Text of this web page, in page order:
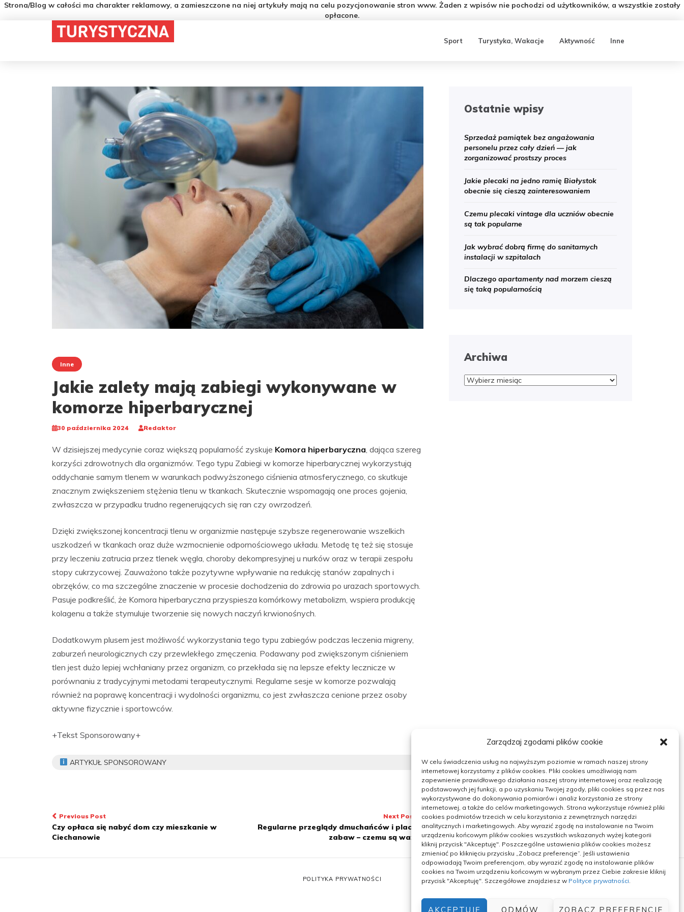
Zarządzaj zgodami plików cookie
W celu świadczenia usług na najwyższym poziomie w ramach naszej strony
internetowej korzystamy z plików cookies. Pliki cookies umożliwiają nam
zapewnienie prawidłowego działania naszej strony internetowej oraz realizację
podstawowych jej funkcji, a po uzyskaniu Twojej zgody, pliki cookies są przez nas
wykorzystywane do dokonywania pomiarów i analiz korzystania ze strony
internetowej, a także do celów marketingowych. Strona wykorzystuje również pliki
cookies podmiotów trzecich w celu korzystania z zewnętrznych narzędzi
analitycznych i marketingowych. Aby wyrazić zgodę na instalowanie na Twoim
urządzeniu końcowym plików cookies wszystkich wskazanych wyżej kategorii
kliknij przycisk "Akceptuję". Poszczególne ustawienia plików cookies możesz
zmieniać po kliknięciu przycisku „Zobacz preferencje”. Jeśli ustawienia
odpowiadają Twoim preferencjom, aby wyrazić zgodę na instalowanie plików
cookies na Twoim urządzeniu końcowym w wybranym przez Ciebie zakresie kliknij
przycisk "Akceptuję". Szczegółowe znajdziesz w Polityce prywatności.
AKCEPTUJĘ ODMÓW ZOBACZ PREFERENCJE
Strona/Blog w całości ma charakter reklamowy, a zamieszczone na niej artykuły mają na celu pozycjonowanie stron www. Żaden z wpisów nie pochodzi od użytkowników, a wszystkie zostały
opłacone.
Sport Turystyka, Wakacje Aktywność Inne
Inne
Jakie zalety mają zabiegi wykonywane w
komorze hiperbarycznej
30 października 2024 Redaktor
W dzisiejszej medycynie coraz większą popularność zyskuje Komora hiperbaryczna, dająca szereg
korzyści zdrowotnych dla organizmów. Tego typu Zabiegi w komorze hiperbarycznej wykorzystują
oddychanie samym tlenem w warunkach podwyższonego ciśnienia atmosferycznego, co skutkuje
znacznym zwiększeniem stężenia tlenu w tkankach. Skutecznie wspomagają one proces gojenia,
zwłaszcza w przypadku trudno regenerujących się ran czy owrzodzeń.
Dzięki zwiększonej koncentracji tlenu w organizmie następuje szybsze regenerowanie wszelkich
uszkodzeń w tkankach oraz duże wzmocnienie odpornościowego układu. Metodę tę też się stosuje
przy leczeniu zatrucia przez tlenek węgla, choroby dekompresyjnej u nurków oraz w terapii zespołu
stopy cukrzycowej. Zauważono także pozytywne wpływanie na redukcję stanów zapalnych i
obrzęków, co ma szczególne znaczenie w procesie dochodzenia do zdrowia po urazach sportowych.
Pasuje podkreślić, że Komora hiperbaryczna przyspiesza komórkowy metabolizm, wspiera produkcję
kolagenu a także stymuluje tworzenie się nowych naczyń krwionośnych.
Dodatkowym plusem jest możliwość wykorzystania tego typu zabiegów podczas leczenia migreny,
zaburzeń neurologicznych czy przewlekłego zmęczenia. Podawany pod zwiększonym ciśnieniem
tlen jest dużo lepiej wchłaniany przez organizm, co przekłada się na lepsze efekty lecznicze w
porównaniu z tradycyjnymi metodami terapeutycznymi. Regularne sesje w komorze pozwalają
również na poprawę koncentracji i wydolności organizmu, co jest zwłaszcza cenione przez osoby
aktywne fizycznie i sportowców.
+Tekst Sponsorowany+
ARTYKUŁ SPONSOROWANY
Nawigacja
wpisu
Previous Post
Czy opłaca się nabyć dom czy mieszkanie w
Ciechanowie
Next Post
Regularne przeglądy dmuchańców i placów
zabaw – czemu są ważne
Ostatnie wpisy
Sprzedaż pamiątek bez angażowania
personelu przez cały dzień — jak
zorganizować prostszy proces
Jakie plecaki na jedno ramię Białystok
obecnie się cieszą zainteresowaniem
Czemu plecaki vintage dla uczniów obecnie
są tak popularne
Jak wybrać dobrą firmę do sanitarnych
instalacji w szpitalach
Dlaczego apartamenty nad morzem cieszą
się taką popularnością
Archiwa
Archiwa
POLITYKA PRYWATNOŚCI